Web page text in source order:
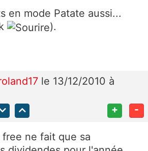
en mode Patate aussi...
).
le 13/12/2010 à
+ -
ne fait que sa